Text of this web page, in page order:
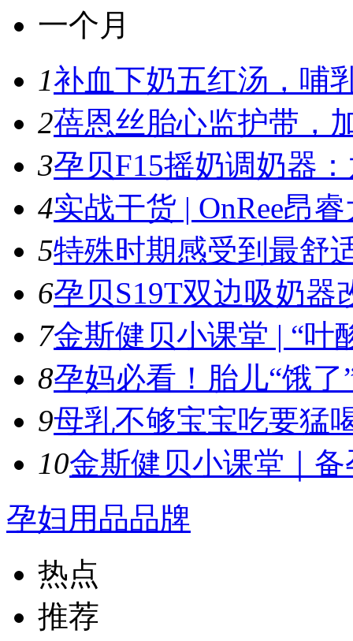
一个月
1补血下奶五红汤，哺
2蓓恩丝胎心监护带，
3孕贝F15摇奶调奶器
4实战干货 | OnRee昂
5特殊时期感受到最舒
6孕贝S19T双边吸奶器
7金斯健贝小课堂 | “叶
8孕妈必看！胎儿“饿
9母乳不够宝宝吃要猛
10金斯健贝小课堂｜
孕妇用品品牌
热点
推荐